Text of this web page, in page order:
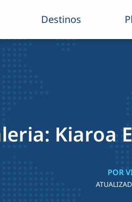
Destinos
Kiaroa
POR